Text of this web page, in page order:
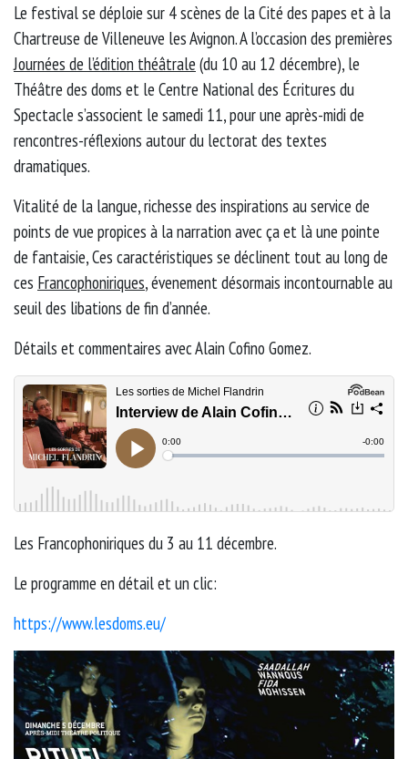
Le festival se déploie sur 4 scènes de la Cité des papes et à la
Chartreuse de Villeneuve les Avignon. A l’occasion des premières
Journées de l’édition théâtrale (du 10 au 12 décembre), le
Théâtre des doms et le Centre National des Écritures du
Spectacle s’associent le samedi 11, pour une après-midi de
rencontres-réflexions autour du lectorat des textes
dramatiques.
Vitalité de la langue, richesse des inspirations au service de
points de vue propices à la narration avec ça et là une pointe
de fantaisie, Ces caractéristiques se déclinent tout au long de
ces Francophoniriques, évenement désormais incontournable au
seuil des libations de fin d’année.
Détails et commentaires avec Alain Cofino Gomez.
Les Francophoniriques du 3 au 11 décembre.
Le programme en détail et un clic:
https://www.lesdoms.eu/